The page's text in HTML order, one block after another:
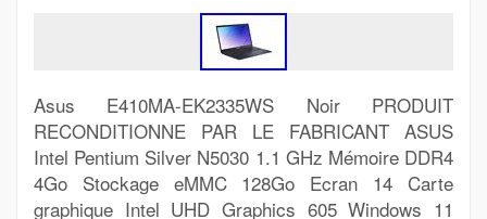
Asus E410MA-EK2335WS Noir PRODUIT
RECONDITIONNE PAR LE FABRICANT ASUS
Intel Pentium Silver N5030 1.1 GHz Mémoire DDR4
4Go Stockage eMMC 128Go Ecran 14 Carte
graphique Intel UHD Graphics 605 Windows 11